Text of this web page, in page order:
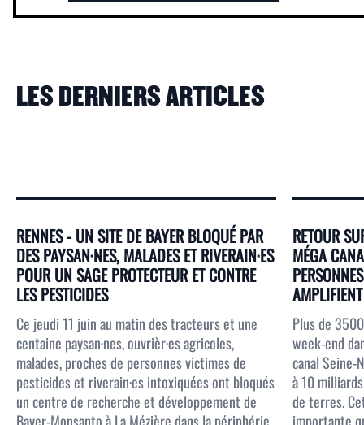
LES DERNIERS ARTICLES
RENNES - UN SITE DE BAYER BLOQUÉ PAR
DES PAYSAN·NES, MALADES ET RIVERAIN·ES
POUR UN SAGE PROTECTEUR ET CONTRE
LES PESTICIDES
Ce jeudi 11 juin au matin des tracteurs et une
centaine paysan·nes, ouvrièr·es agricoles,
malades, proches de personnes victimes de
pesticides et riverain·es intoxiquées ont bloqués
un centre de recherche et développement de
RETOUR
MÉGA
Plus de
week-end
canal Seine-
à 10
de terres.